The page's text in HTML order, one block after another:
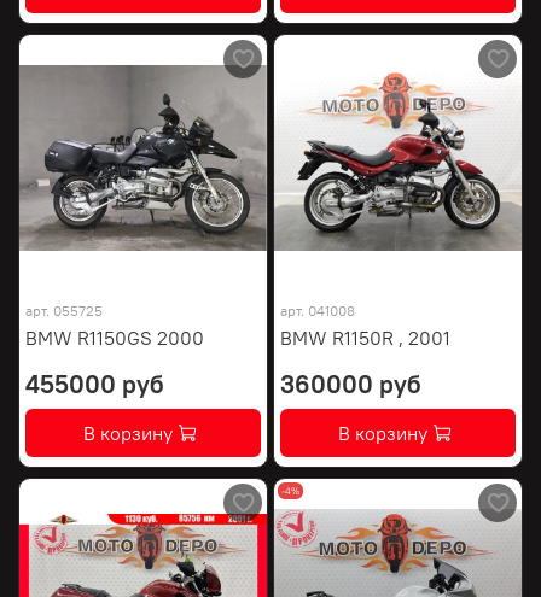
арт. 055725
BMW R1150GS 2000
455000 руб
В корзину
арт. 041008
BMW R1150R , 2001
360000 руб
В корзину
-4%